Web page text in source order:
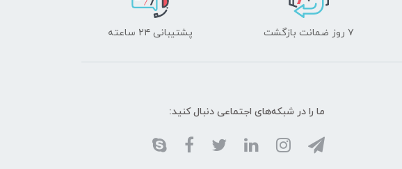
۷ روز ضمانت بازگشت پشتیبانی ۲۴ ساعته
ما را در شبکه‌های اجتماعی دنبال کنید: